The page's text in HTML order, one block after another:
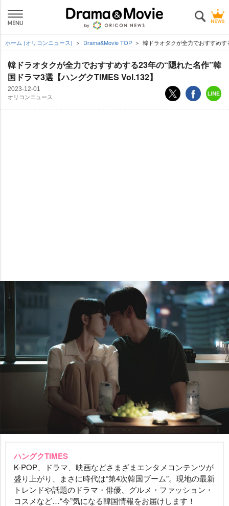
ホーム (オリコンニュース) Drama&Movie TOP 韓ドラオタクが全力でおすすめす
韓ドラオタクが全力でおすすめする23年の“隠れた名作”韓
国ドラマ3選【ハングクTIMES Vol.132】
2023-12-01
オリコンニュース
ハングクTIMES
K-POP、ドラマ、映画などさまざまエンタメコンテンツが
盛り上がり、まさに時代は“第4次韓国ブーム”。現地の最新
トレンドや話題のドラマ・俳優、グルメ・ファッション・
コスメなど…“今”気になる韓国情報をお届けします！